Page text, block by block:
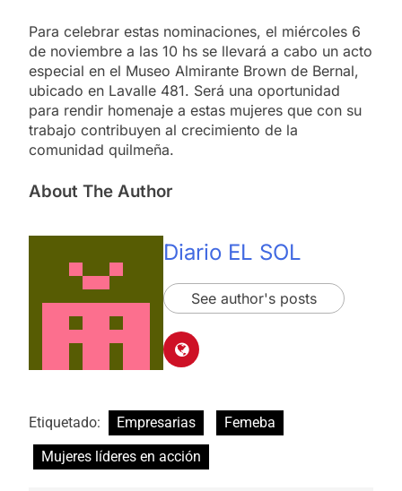
Para celebrar estas nominaciones, el miércoles 6
de noviembre a las 10 hs se llevará a cabo un acto
especial en el Museo Almirante Brown de Bernal,
ubicado en Lavalle 481. Será una oportunidad
para rendir homenaje a estas mujeres que con su
trabajo contribuyen al crecimiento de la
comunidad quilmeña.
About The Author
Diario EL SOL
See author's posts
Etiquetado: Empresarias
Femeba
Mujeres líderes en acción